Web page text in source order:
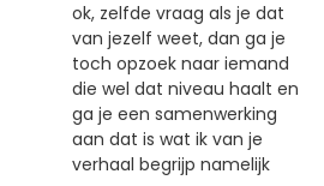
ok, zelfde vraag als je dat
van jezelf weet, dan ga je
toch opzoek naar iemand
die wel dat niveau haalt en
ga je een samenwerking
aan dat is wat ik van je
verhaal begrijp namelijk